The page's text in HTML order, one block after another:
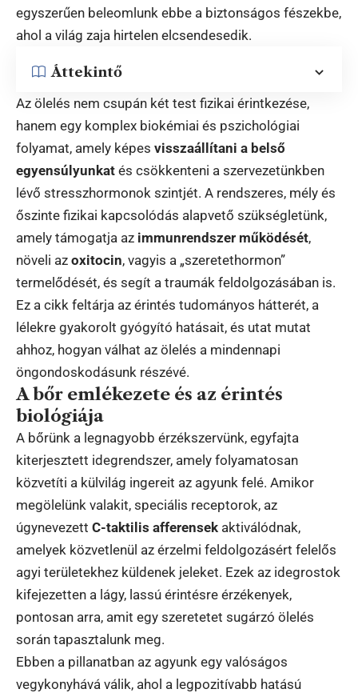
egyszerűen beleomlunk ebbe a biztonságos fészekbe,
ahol a világ zaja hirtelen elcsendesedik.
Áttekintő
Az ölelés nem csupán két test fizikai érintkezése,
hanem egy komplex biokémiai és pszichológiai
folyamat, amely képes visszaállítani a belső
egyensúlyunkat és csökkenteni a szervezetünkben
lévő stresszhormonok szintjét. A rendszeres, mély és
őszinte fizikai kapcsolódás alapvető szükségletünk,
amely támogatja az immunrendszer működését,
növeli az oxitocin, vagyis a „szeretethormon”
termelődését, és segít a traumák feldolgozásában is.
Ez a cikk feltárja az érintés tudományos hátterét, a
lélekre gyakorolt gyógyító hatásait, és utat mutat
ahhoz, hogyan válhat az ölelés a mindennapi
öngondoskodásunk részévé.
A bőr emlékezete és az érintés
biológiája
A bőrünk a legnagyobb érzékszervünk, egyfajta
kiterjesztett idegrendszer, amely folyamatosan
közvetíti a külvilág ingereit az agyunk felé. Amikor
megölelünk valakit, speciális receptorok, az
úgynevezett C-taktilis afferensek aktiválódnak,
amelyek közvetlenül az érzelmi feldolgozásért felelős
agyi területekhez küldenek jeleket. Ezek az idegrostok
kifejezetten a lágy, lassú érintésre érzékenyek,
pontosan arra, amit egy szeretetet sugárzó ölelés
során tapasztalunk meg.
Ebben a pillanatban az agyunk egy valóságos
vegykonyhává válik, ahol a legpozitívabb hatású